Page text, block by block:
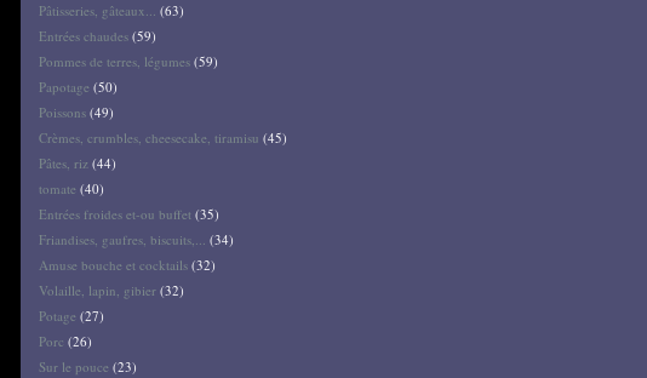
Pâtisseries, gâteaux... (63)
Entrées chaudes (59)
Pommes de terres, légumes (59)
Papotage (50)
Poissons (49)
Crèmes, crumbles, cheesecake, tiramisu (45)
Pâtes, riz (44)
tomate (40)
Entrées froides et-ou buffet (35)
Friandises, gaufres, biscuits,... (34)
Amuse bouche et cocktails (32)
Volaille, lapin, gibier (32)
Potage (27)
Porc (26)
Sur le pouce (23)